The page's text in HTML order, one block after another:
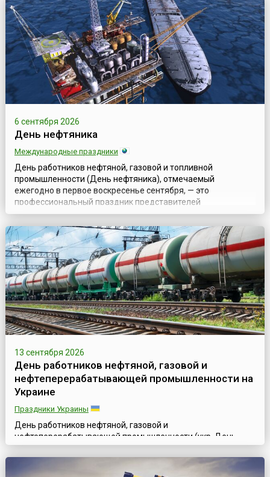
затмения в 1868 году. Сам правитель в 1982 году был
назван «отцом науки Таиланда», и тогда же было...
6 сентября 2026
День нефтяника
Международные праздники
День работников нефтяной, газовой и топливной
промышленности (День нефтяника), отмечаемый
ежегодно в первое воскресенье сентября, — это
профессиональный праздник представителей
разнообразных газовых и нефтяных специальностей:
геологов и буровиков, разработчиков и строителей,
транспортников, технологов; всех тех, кто связал свою
судьбу с нефтяной и газовой промышленностью.Свою
историю праздник ...
13 сентября 2026
День работников нефтяной, газовой и
нефтеперерабатывающей промышленности на
Украине
Праздники Украины
День работников нефтяной, газовой и
нефтеперерабатывающей промышленности (укр. День
працівників нафтової, газової та нафтопереробної
промисловості) отмечается на Украине ежегодно во второе
воскресенье сентября, согласно Указу Президента №